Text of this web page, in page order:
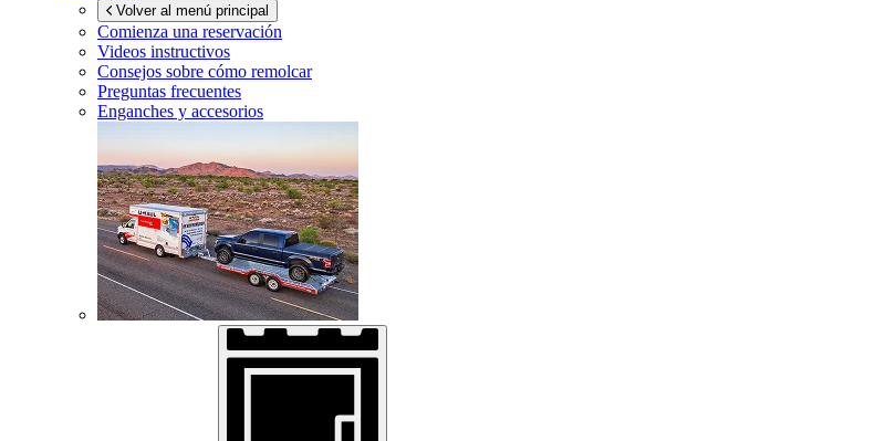
Volver al menú principal
Comienza una reservación
Videos instructivos
Consejos sobre cómo remolcar
Preguntas frecuentes
Enganches y accesorios